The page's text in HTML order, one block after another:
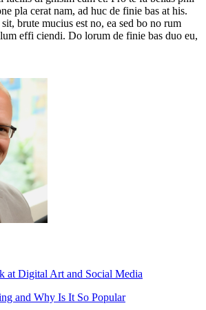
pla cerat nam, ad huc de finie bas at his.
brute mucius est no, ea sed bo no rum
effi ciendi. Do lorum de finie bas duo eu,
at Digital Art and Social Media
and Why Is It So Popular